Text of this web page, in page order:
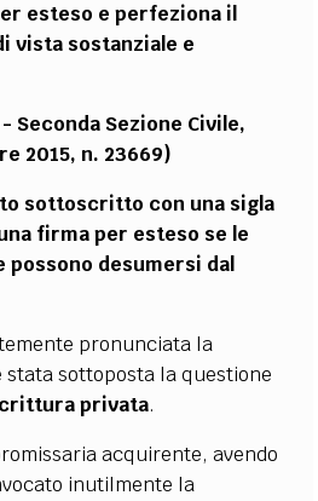
esteso e perfeziona il
vista sostanziale e
Seconda Sezione Civile,
2015, n. 23669)
sottoscritto con una sigla
firma per esteso se le
desumersi dal
pronunciata la
stata sottoposta la questione
privata.
acquirente, avendo
inutilmente la